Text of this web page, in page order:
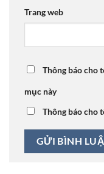
Trang web
Thông báo cho
mục này
Thông báo cho